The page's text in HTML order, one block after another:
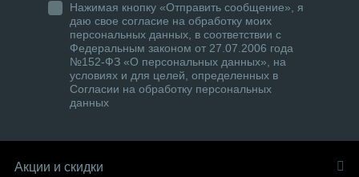
Нажимая кнопку «Отправить сообщение», я
даю свое согласие на обработку моих
персональных данных, в соответствии с
Федеральным законом от 27.07.2006 года
№152-ФЗ «О персональных данных», на
условиях и для целей, определенных в
Согласии на обработку персональных
данных
Акции и скидки